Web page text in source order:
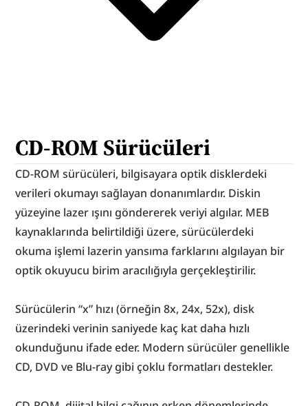
CD-ROM Sürücüleri
CD-ROM sürücüleri, bilgisayara optik disklerdeki
verileri okumayı sağlayan donanımlardır. Diskin
yüzeyine lazer ışını göndererek veriyi algılar. MEB
kaynaklarında belirtildiği üzere, sürücülerdeki
okuma işlemi lazerin yansıma farklarını algılayan bir
optik okuyucu birim aracılığıyla gerçekleştirilir.
Sürücülerin “x” hızı (örneğin 8x, 24x, 52x), disk
üzerindeki verinin saniyede kaç kat daha hızlı
okunduğunu ifade eder. Modern sürücüler genellikle
CD, DVD ve Blu-ray gibi çoklu formatları destekler.